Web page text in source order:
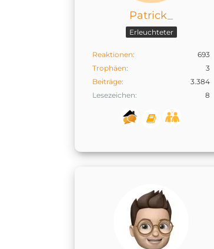
Patrick_
Erleuchteter
Reaktionen
693
Trophäen
3
Beiträge
3.384
Lesezeichen
8